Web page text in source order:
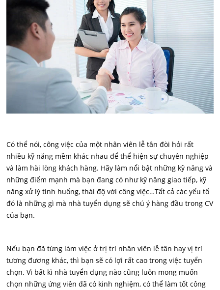
Có thể nói, công việc của một nhân viên lễ tân đòi hỏi rất
nhiều kỹ năng mềm khác nhau để thể hiện sự chuyên nghiệp
và làm hài lòng khách hàng. Hãy làm nổi bật những kỹ năng và
những điểm mạnh mà bạn đang có như kỹ năng giao tiếp, kỹ
năng xử lý tình huống, thái độ với công việc…Tất cả các yếu tố
đó là những gì mà nhà tuyển dụng sẽ chú ý hàng đầu trong CV
của bạn.
Nếu bạn đã từng làm việc ở trị trí nhân viên lễ tân hay vị trí
tương đương khác, thì bạn sẽ có lợi rất cao trong việc tuyển
chọn. Vì bất kì nhà tuyển dụng nào cũng luôn mong muốn
chọn những ứng viên đã có kinh nghiệm, có thể làm tốt công